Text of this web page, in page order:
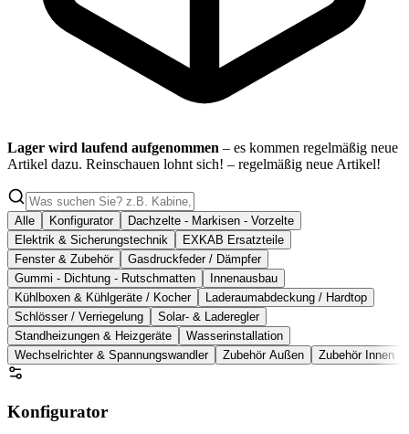
Lager wird laufend aufgenommen – es kommen regelmäßig neue
Artikel dazu. Reinschauen lohnt sich! – regelmäßig neue Artikel!
Alle Konfigurator
Dachzelte - Markisen - Vorzelte
Elektrik & Sicherungstechnik
EXKAB Ersatzteile
Fenster & Zubehör
Gasdruckfeder / Dämpfer
Gummi - Dichtung - Rutschmatten
Innenausbau
Kühlboxen & Kühlgeräte / Kocher
Laderaumabdeckung / Hardtop
Schlösser / Verriegelung
Solar- & Laderegler
Standheizungen & Heizgeräte
Wasserinstallation
Wechselrichter & Spannungswandler
Zubehör Außen Zubehör Innen
Konfigurator